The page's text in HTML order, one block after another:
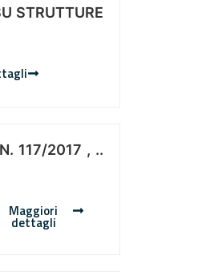
STRUTTURE
117/2017 , ..
Maggiori
dettagli